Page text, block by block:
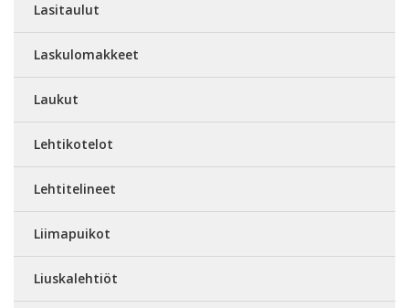
Lasitaulut
Laskulomakkeet
Laukut
Lehtikotelot
Lehtitelineet
Liimapuikot
Liuskalehtiöt